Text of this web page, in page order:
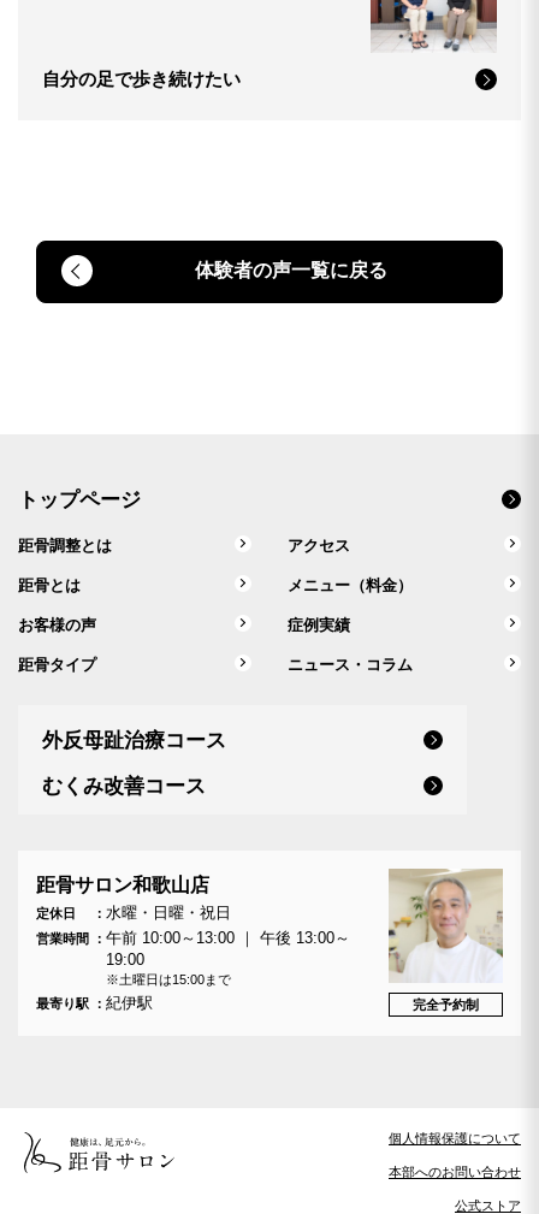
自分の足で歩き続けたい
体験者の声一覧に戻る
トップページ
距骨調整とは アクセス
距骨とは メニュー（料金）
お客様の声 症例実績
距骨タイプ ニュース・コラム
外反母趾治療コース
むくみ改善コース
距骨サロン和歌山店
定休日 水曜・日曜・祝日
営業時間
午前 10:00～13:00 ｜ 午後 13:00～
19:00
※土曜日は15:00まで
最寄り駅
紀伊駅 完全予約制
個人情報保護について
本部へのお問い合わせ
公式ストア